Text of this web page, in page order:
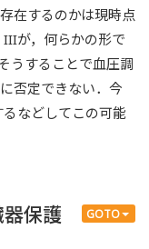
在するのかは現時点
が，何らかの形で
うすることで血圧調
否定できない．今
などしてこの可能
GOTO
保護